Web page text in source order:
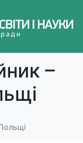
–